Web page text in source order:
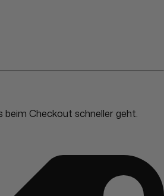
beim Checkout schneller geht.